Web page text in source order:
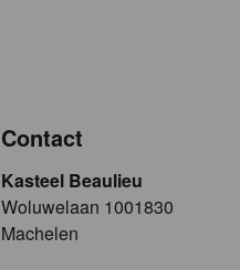
Contact
Kasteel Beaulieu
​​​Woluwelaan 1001830
Machelen